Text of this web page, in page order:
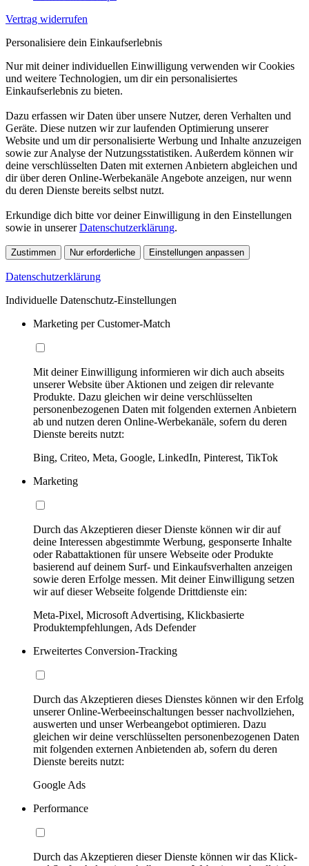
Vertrag widerrufen
Personalisiere dein Einkaufserlebnis
Nur mit deiner individuellen Einwilligung verwenden wir Cookies
und weitere Technologien, um dir ein personalisiertes
Einkaufserlebnis zu bieten.
Dazu erfassen wir Daten über unsere Nutzer, deren Verhalten und
Geräte. Diese nutzen wir zur laufenden Optimierung unserer
Website und um dir personalisierte Werbung und Inhalte anzuzeigen
sowie zur Analyse der Nutzungsstatistiken. Außerdem können wir
deine verschlüsselten Daten mit externen Anbietern abgleichen und
dir über deren Online-Werbekanäle Angebote anzeigen, nur wenn
du deren Dienste bereits selbst nutzt.
Erkundige dich bitte vor deiner Einwilligung in den Einstellungen
sowie in unsererDatenschutzerklärung.
Zustimmen Nur erforderliche Einstellungen anpassen
Datenschutzerklärung
Individuelle Datenschutz-Einstellungen
Marketing per Customer-Match
Mit deiner Einwilligung informieren wir dich auch abseits
unserer Website über Aktionen und zeigen dir relevante
Produkte. Dazu gleichen wir deine verschlüsselten
personenbezogenen Daten mit folgenden externen Anbietern
ab und nutzen deren Online-Werbekanäle, sofern du deren
Dienste bereits nutzt:
Bing, Criteo, Meta, Google, LinkedIn, Pinterest, TikTok
Marketing
Durch das Akzeptieren dieser Dienste können wir dir auf
deine Interessen abgestimmte Werbung, gesponserte Inhalte
oder Rabattaktionen für unsere Webseite oder Produkte
basierend auf deinem Surf- und Einkaufsverhalten anzeigen
sowie deren Erfolge messen. Mit deiner Einwilligung setzen
wir auf dieser Webseite folgende Drittdienste ein:
Meta-Pixel, Microsoft Advertising, Klickbasierte
Produktempfehlungen, Ads Defender
Erweitertes Conversion-Tracking
Durch das Akzeptieren dieses Dienstes können wir den Erfolg
unserer Online-Werbeeinschaltungen besser nachvollziehen,
auswerten und unser Werbeangebot optimieren. Dazu
gleichen wir deine verschlüsselten personenbezogenen Daten
mit folgenden externen Anbietenden ab, sofern du deren
Dienste bereits nutzt:
Google Ads
Performance
Durch das Akzeptieren dieser Dienste können wir das Klick-